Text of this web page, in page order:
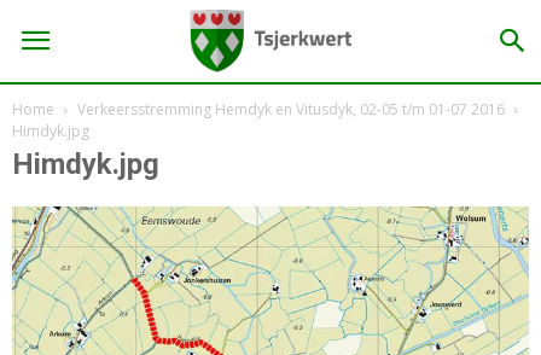
Home
Verkeersstremming Hemdyk en Vitusdyk, 02-05 t/m 01-07 2016
Himdyk.jpg
Himdyk.jpg